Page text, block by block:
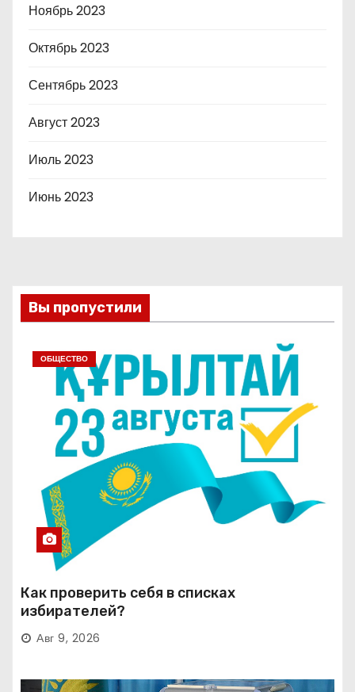
Ноябрь 2023
Октябрь 2023
Сентябрь 2023
Август 2023
Июль 2023
Июнь 2023
Вы пропустили
ОБЩЕСТВО
Как проверить себя в списках
избирателей?
Авг 9, 2026